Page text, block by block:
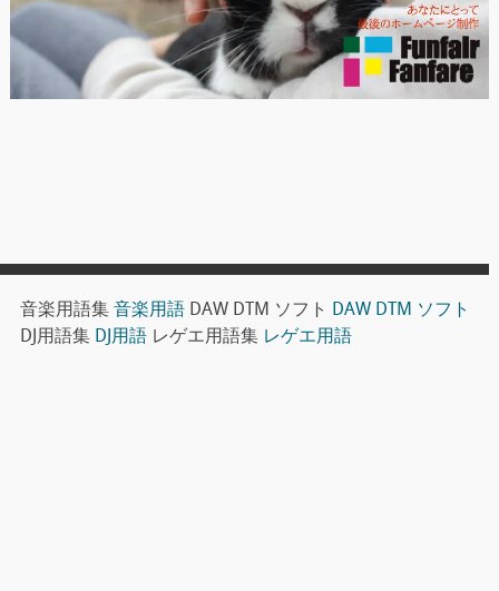
音楽用語集 音楽用語DAW DTM ソフト
DAW DTM ソフト
DJ用語集 DJ用語レゲエ用語集 レゲエ用語